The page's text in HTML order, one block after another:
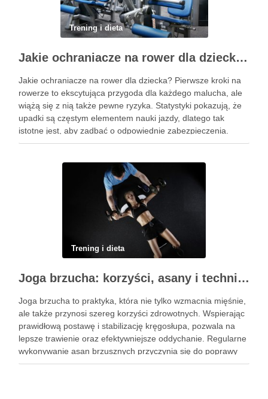
Trening i dieta
Jakie ochraniacze na rower dla dziecka wybrać? Praktyczny poradnik
Jakie ochraniacze na rower dla dziecka? Pierwsze kroki na
rowerze to ekscytująca przygoda dla każdego malucha, ale
wiążą się z nią także pewne ryzyka. Statystyki pokazują, że
upadki są częstym elementem nauki jazdy, dlatego tak
istotne jest, aby zadbać o odpowiednie zabezpieczenia.
Ochraniacze na rower dla dzieci stanowią kluczowy element
Trening i dieta
Joga brzucha: korzyści, asany i techniki oddechowe
Joga brzucha to praktyka, która nie tylko wzmacnia mięśnie,
ale także przynosi szereg korzyści zdrowotnych. Wspierając
prawidłową postawę i stabilizację kręgosłupa, pozwala na
lepsze trawienie oraz efektywniejsze oddychanie. Regularne
wykonywanie asan brzusznych przyczynia się do poprawy
elastyczności i równowagi, a także staje się kluczem do